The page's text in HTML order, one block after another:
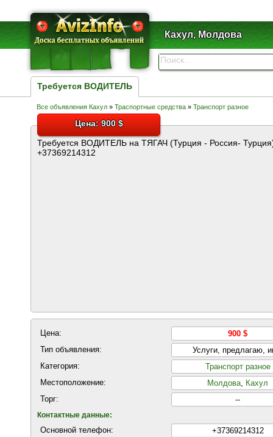
Кахул, Молдова
Требуется ВОДИТЕЛЬ
Все объявления Кахул » Траспортные средства » Транспорт разное
Цена: 900 $
Требуется ВОДИТЕЛЬ на ТЯГАЧ (Турция - Россия-
+37369214312
Цена:
900 $
Тип объявления:
Услуги, предлагаю,
Категория:
Транспорт разное
Местоположение:
Молдова, Кахул
Торг:
--
Контактные данные:
Основной телефон: +37369214312